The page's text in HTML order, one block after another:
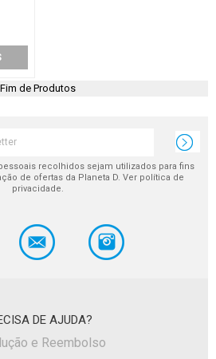
Fim de Produtos
recolhidos sejam utilizados para fins
de ofertas da Planeta D. Ver política de
privacidade.
DE AJUDA?
e Reembolso